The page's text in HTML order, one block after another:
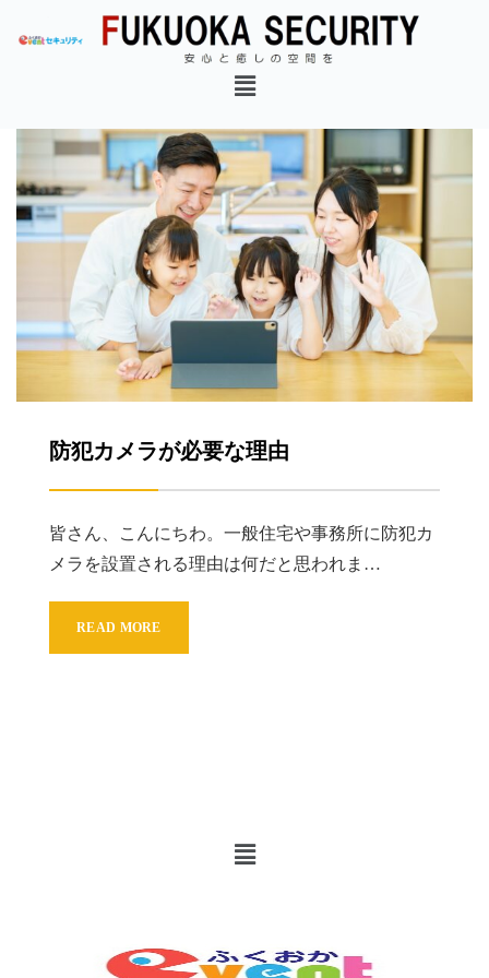
防犯カメラが必要な理由
皆さん、こんにちわ。一般住宅や事務所に防犯カ
メラを設置される理由は何だと思われま…
READ MORE